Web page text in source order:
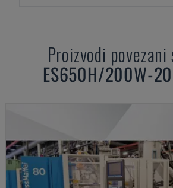
Proizvodi povezani
ES650H/200W-